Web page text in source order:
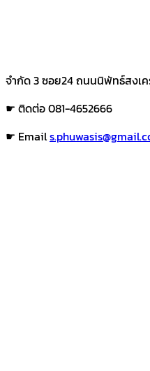
จำกัด 3 ซอย24 ถนนนิพัทธ์สงเค
☛ ติดต่อ 081-4652666
☛ Email